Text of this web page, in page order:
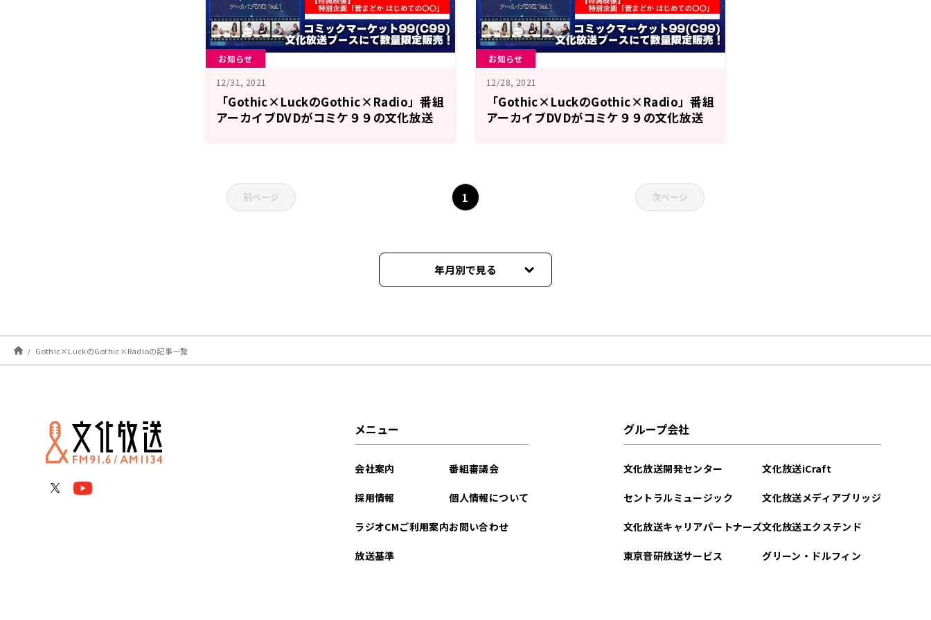
お知らせ
12/31, 2021
「Gothic×LuckのGothic×Radio」番組
アーカイブDVDがコミケ９９の文化放送
お知らせ
12/28, 2021
「Gothic×LuckのGothic×Radio」番組
アーカイブDVDがコミケ９９の文化放送
前ページ 1 次ページ
年月別で見る
2021年03月
Gothic×LuckのGothic×Radioの記事一覧
メニュー
会社案内
採用情報
ラジオCMご利用案内
放送基準
番組審議会
個人情報について
お問い合わせ
グループ会社
文化放送開発センター
セントラルミュージック
文化放送キャリアパートナーズ
東京音研放送サービス
文化放送iCraft
文化放送メディアブリッジ
文化放送エクステンド
グリーン・ドルフィン